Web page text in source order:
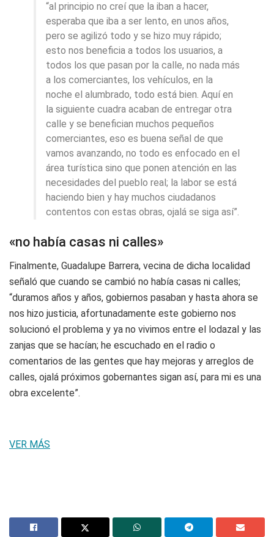
“al principio no creí que la iban a hacer,
esperaba que iba a ser lento, en unos años,
pero se agilizó todo y se hizo muy rápido;
esto nos beneficia a todos los usuarios, a
todos los que pasan por la calle, no nada más
a los comerciantes, los vehículos, en la
noche el alumbrado, todo está bien. Aquí en
la siguiente cuadra acaban de entregar otra
calle y se benefician muchos pequeños
comerciantes, eso es buena señal de que
vamos avanzando, no todo es enfocado en el
área turística sino que ponen atención en las
necesidades del pueblo real; la labor se está
haciendo bien y hay muchos ciudadanos
contentos con estas obras, ojalá se siga así”.
«no había casas ni calles»
Finalmente, Guadalupe Barrera, vecina de dicha localidad
señaló que cuando se cambió no había casas ni calles;
“duramos años y años, gobiernos pasaban y hasta ahora se
nos hizo justicia, afortunadamente este gobierno nos
solucionó el problema y ya no vivimos entre el lodazal y las
zanjas que se hacían; he escuchado en el radio o
comentarios de las gentes que hay mejoras y arreglos de
calles, ojalá próximos gobernantes sigan así, para mi es una
obra excelente”.
VER MÁS